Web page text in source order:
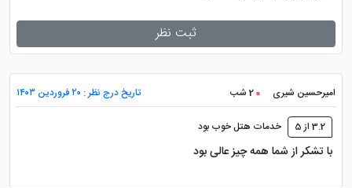
ثبت نظر
امیرحسین شیری 2 شب تاریخ درج نظر : ۲۰ فروردین ۱۴۰۳
3.2 از 5 خدمات هتل خوب بود
با تشکر از شما همه چیز عالی بود